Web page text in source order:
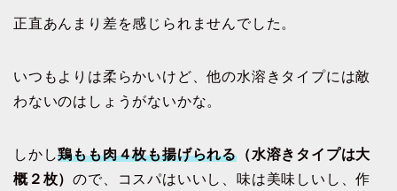
正直あんまり差を感じられませんでした。
いつもよりは柔らかいけど、他の水溶きタイプには敵
わないのはしょうがないかな。
しかし鶏もも肉４枚も揚げられる （水溶きタイプは大
概２枚）ので、コスパはいいし、味は美味しいし、作